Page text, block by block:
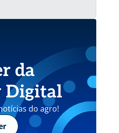
da
Digital
do agro!